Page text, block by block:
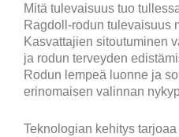
Mitä tulevaisuus tuo
Ragdoll-rodun tulevaisuus
Kasvattajien sitoutuminen
ja rodun terveyden
Rodun lempeä luonne ja
erinomaisen valinnan
Teknologian kehitys